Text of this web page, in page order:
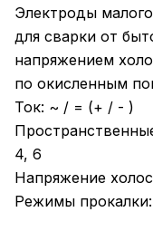
Электроды
для сварки от
напряжением
по окисленным
Ток: ~ / = (+ / - )
4, 6
Напряжение
Режимы